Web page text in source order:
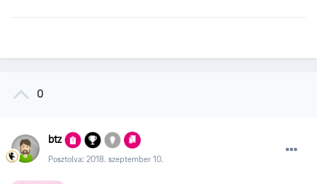
0
btz
Posztolva: 2018. szeptember 10.